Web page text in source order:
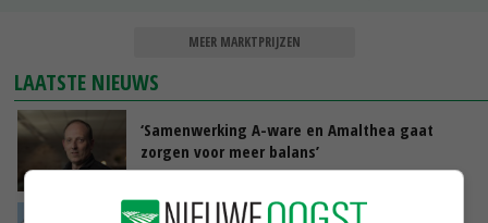
MEER MARKTPRIJZEN
LAATSTE NIEUWS
‘Samenwerking A-ware en Amalthea gaat
zorgen voor meer balans’
VANDAAG, 16:01